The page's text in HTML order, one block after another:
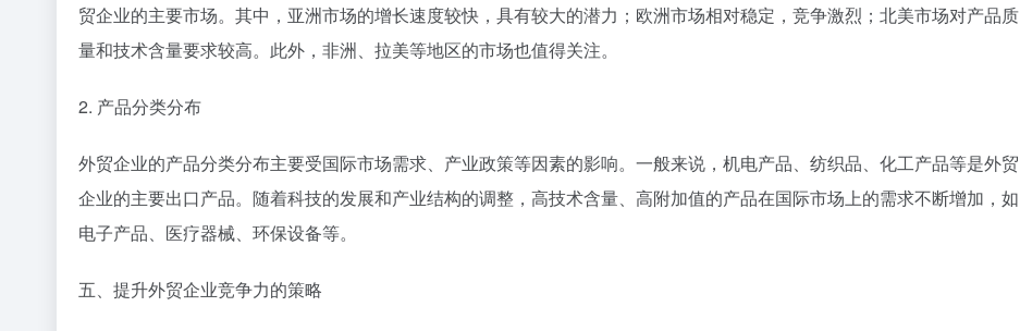
贸企业的主要市场。其中，亚洲市场的增长速度较快，具有较大的潜力；欧洲市场相对稳定，竞争激烈；北美市场对产品质
量和技术含量要求较高。此外，非洲、拉美等地区的市场也值得关注。
2. 产品分类分布
外贸企业的产品分类分布主要受国际市场需求、产业政策等因素的影响。一般来说，机电产品、纺织品、化工产品等是外贸
企业的主要出口产品。随着科技的发展和产业结构的调整，高技术含量、高附加值的产品在国际市场上的需求不断增加，如
电子产品、医疗器械、环保设备等。
五、提升外贸企业竞争力的策略